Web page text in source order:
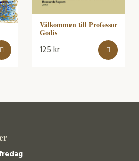
Välkommen till Professor
Godis
125kr